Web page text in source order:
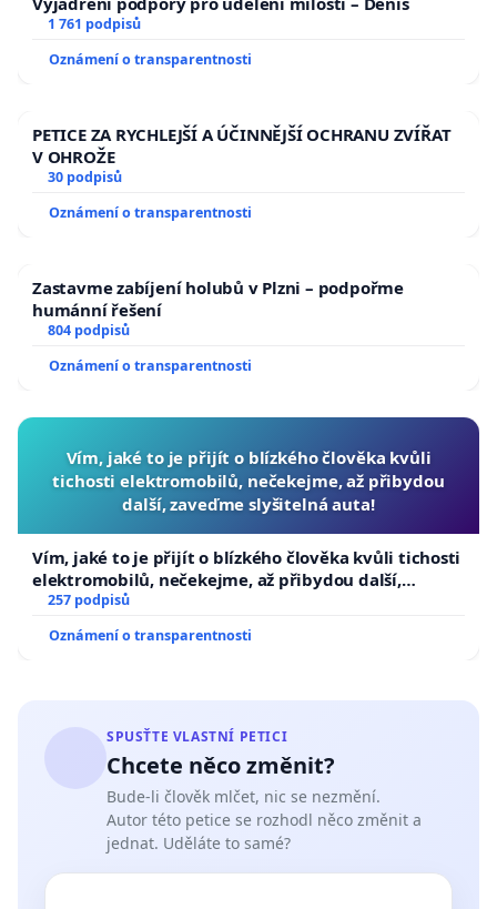
1 761 podpisů
Oznámení o transparentnosti
PETICE ZA RYCHLEJŠÍ A ÚČINNĚJŠÍ OCHRANU ZVÍŘAT
V OHROŽE
30 podpisů
Oznámení o transparentnosti
Zastavme zabíjení holubů v Plzni – podpořme
humánní řešení
804 podpisů
Oznámení o transparentnosti
Vím, jaké to je přijít o blízkého člověka kvůli
tichosti elektromobilů, nečekejme, až přibydou
další, zaveďme slyšitelná auta!
Vím, jaké to je přijít o blízkého člověka kvůli tichosti
elektromobilů, nečekejme, až přibydou další,
zaveďme slyšitelná auta!
257 podpisů
Oznámení o transparentnosti
SPUSŤTE VLASTNÍ PETICI
Chcete něco změnit?
Bude-li člověk mlčet, nic se nezmění.
Autor této petice se rozhodl něco změnit a
jednat. Uděláte to samé?